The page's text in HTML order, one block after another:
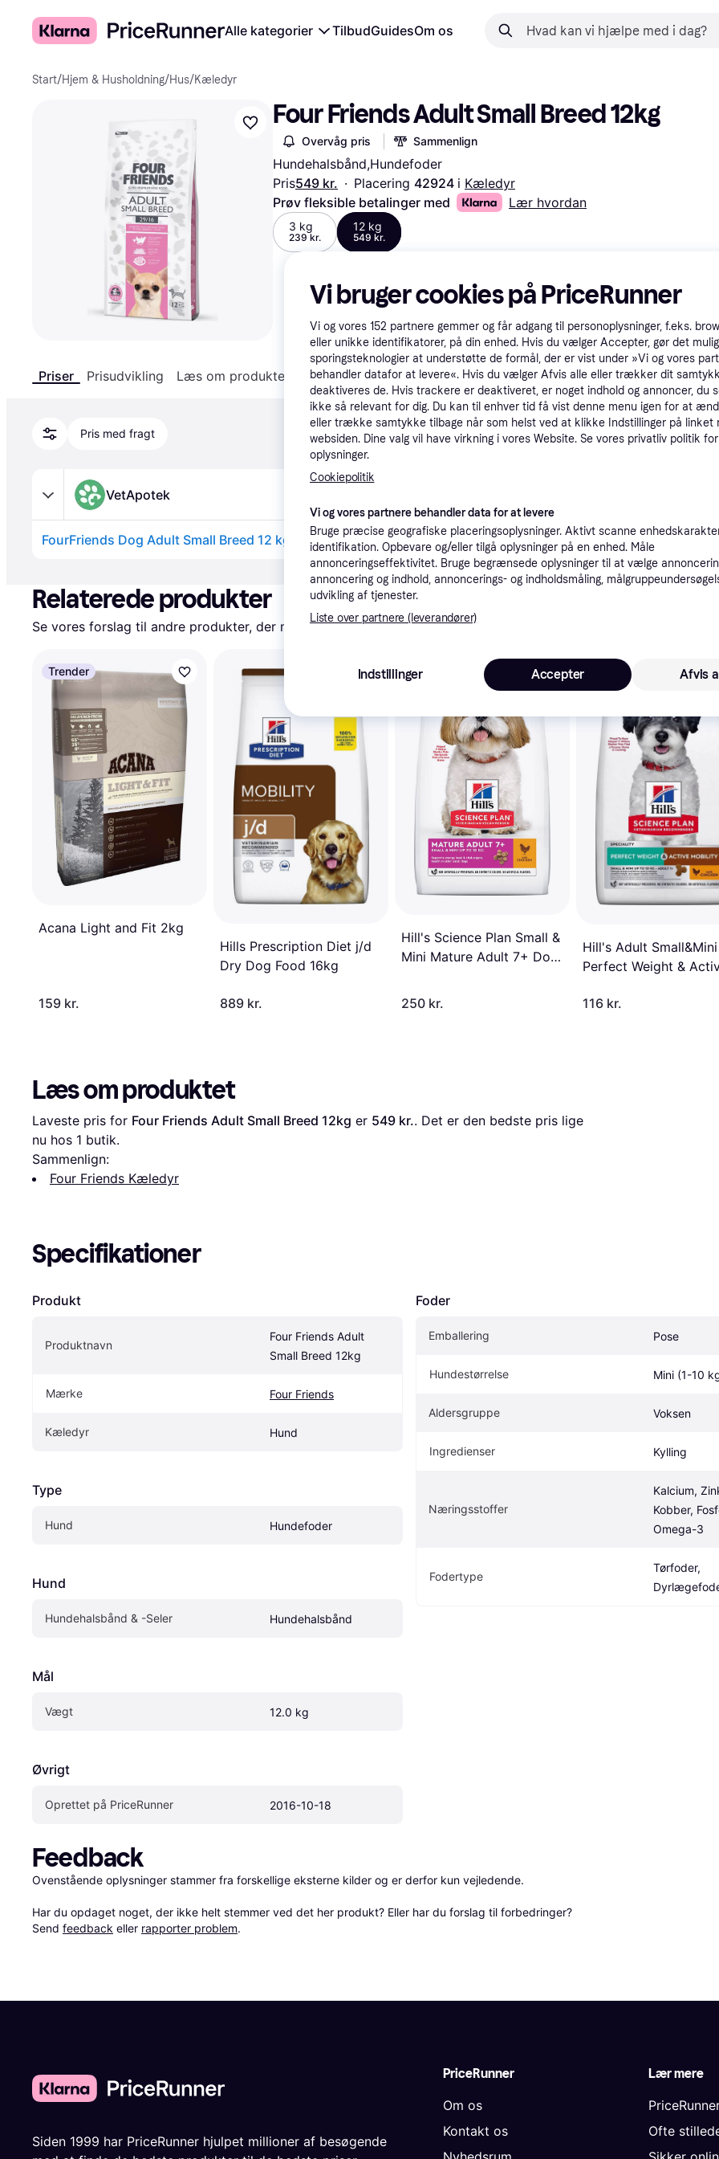
Alle kategorier TilbudGuidesOm os
Start/Hjem & Husholdning/Hus/Kæledyr
Four Friends Adult Small Breed 12kg
Overvåg pris Sammenlign
Hundehalsbånd,Hundefoder
Pris549 kr. · Placering 42924 i Kæledyr
Prøv fleksible betalinger med
Lær hvordan
3 kg
239 kr.
12 kg
549 kr.
Priser Prisudvikling Læs om produktet Specifikationer
Pris med fragt
VetApotek
FourFriends Dog Adult Small Breed 12 kg Fri fragt
Relaterede produkter
Se vores forslag til andre produkter, der matcher dine interesser.
Trender
Acana Light and Fit 2kg
159 kr.
Hills Prescription Diet j/d
Dry Dog Food 16kg
889 kr.
Trender
Hill's Science Plan Small &
Mini Mature Adult 7+ Dog
250 kr.
Hill's Adult Small&Mini
Perfect Weight &
hundefoder
116 kr.
Læs om produktet
Laveste pris for Four Friends Adult Small Breed 12kg er 549 kr.. Det er den bedste pris lige
nu hos 1 butik.
Sammenlign:
Four Friends Kæledyr
Specifikationer
Produkt
Produktnavn
Four Friends Adult
Small Breed 12kg
Mærke Four Friends
Kæledyr Hund
Type
Hund Hundefoder
Hund
Hundehalsbånd & -Seler Hundehalsbånd
Mål
Vægt 12.0 kg
Øvrigt
Oprettet på PriceRunner 2016-10-18
Foder
Emballering Pose
Hundestørrelse Mini (1-10
Aldersgruppe Voksen
Ingredienser Kylling
Næringsstoffer
Kalcium,
Kobber,
Omega-3
Fodertype
Tørfoder,
Feedback
Ovenstående oplysninger stammer fra forskellige eksterne kilder og er derfor kun vejledende.
Har du opdaget noget, der ikke helt stemmer ved det her produkt? Eller har du forslag til forbedringer?
Send feedback eller rapporter problem.
PriceRunner
Om os
Kontakt os
Lær mere
Ofte
Siden 1999 har PriceRunner hjulpet millioner af besøgende
Vi bruger cookies på PriceRunner
Vi og vores 152 partnere gemmer og får adgang til personoplysninger, f.eks.
eller unikke identifikatorer, på din enhed. Hvis du vælger Accepter, gør det
sporingsteknologier at understøtte de formål, der er vist under »Vi og vores
behandler datafor at levere«. Hvis du vælger Afvis alle eller trækker dit
deaktiveres de. Hvis trackere er deaktiveret, er noget indhold og annoncer, du
ikke så relevant for dig. Du kan til enhver tid få vist denne menu igen for at
eller trække samtykke tilbage når som helst ved at klikke Indstillinger på linket
websiden. Dine valg vil have virkning i vores Website. Se vores privatliv politik
oplysninger.
Cookiepolitik
Vi og vores partnere behandler data for at levere
Bruge præcise geografiske placeringsoplysninger. Aktivt scanne
identifikation. Opbevare og/eller tilgå oplysninger på en enhed. Måle
annonceringseffektivitet. Bruge begrænsede oplysninger til at vælge
annoncering og indhold, annoncerings- og indholdsmåling,
udvikling af tjenester.
Liste over partnere (leverandører)
Indstillinger Afvis
Accepter